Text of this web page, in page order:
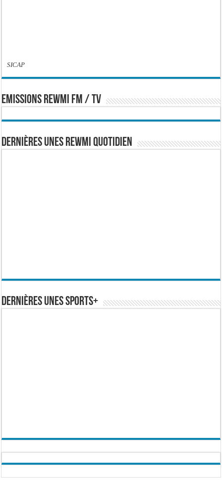
SICAP
EMISSIONS REWMI FM / TV
Dernières Unes Rewmi Quotidien
Dernières Unes Sports+